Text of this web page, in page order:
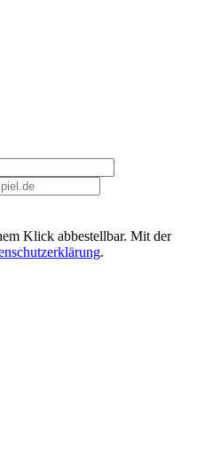
Klick abbestellbar. Mit der
.